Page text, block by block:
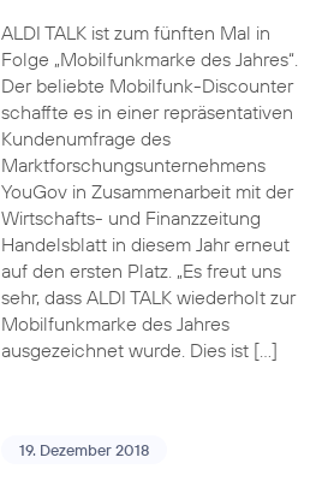
ALDI TALK ist zum fünften Mal in
Folge „Mobilfunkmarke des Jahres“.
Der beliebte Mobilfunk-Discounter
schaffte es in einer repräsentativen
Kundenumfrage des
Marktforschungsunternehmens
YouGov in Zusammenarbeit mit der
Wirtschafts- und Finanzzeitung
Handelsblatt in diesem Jahr erneut
auf den ersten Platz. „Es freut uns
sehr, dass ALDI TALK wiederholt zur
Mobilfunkmarke des Jahres
ausgezeichnet wurde. Dies ist […]
19. Dezember 2018